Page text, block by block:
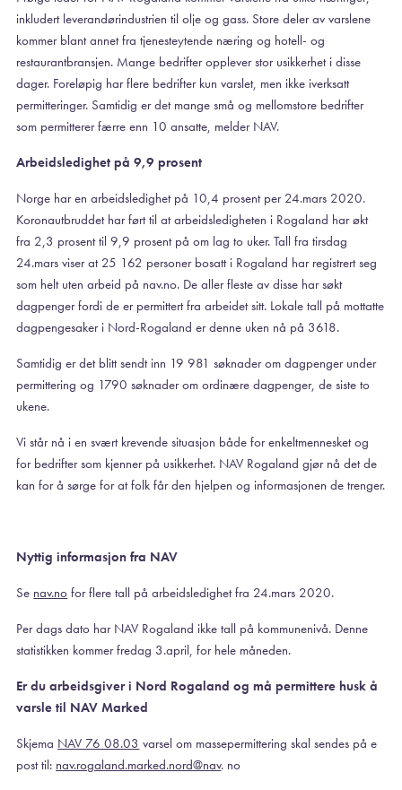
inkludert leverandørindustrien til olje og gass. Store deler av varslene
kommer blant annet fra tjenesteytende næring og hotell- og
restaurantbransjen. Mange bedrifter opplever stor usikkerhet i disse
dager. Foreløpig har flere bedrifter kun varslet, men ikke iverksatt
permitteringer. Samtidig er det mange små og mellomstore bedrifter
som permitterer færre enn 10 ansatte, melder NAV.
Arbeidsledighet på 9,9 prosent
Norge har en arbeidsledighet på 10,4 prosent per 24.mars 2020.
Koronautbruddet har ført til at arbeidsledigheten i Rogaland har økt
fra 2,3 prosent til 9,9 prosent på om lag to uker. Tall fra tirsdag
24.mars viser at 25 162 personer bosatt i Rogaland har registrert seg
som helt uten arbeid på nav.no. De aller fleste av disse har søkt
dagpenger fordi de er permittert fra arbeidet sitt. Lokale tall på mottatte
dagpengesaker i Nord-Rogaland er denne uken nå på 3618.
Samtidig er det blitt sendt inn 19 981 søknader om dagpenger under
permittering og 1790 søknader om ordinære dagpenger, de siste to
ukene.
Vi står nå i en svært krevende situasjon både for enkeltmennesket og
for bedrifter som kjenner på usikkerhet. NAV Rogaland gjør nå det de
kan for å sørge for at folk får den hjelpen og informasjonen de trenger.
Nyttig informasjon fra NAV
Se nav.no for flere tall på arbeidsledighet fra 24.mars 2020.
Per dags dato har NAV Rogaland ikke tall på kommunenivå. Denne
statistikken kommer fredag 3.april, for hele måneden.
Er du arbeidsgiver i Nord Rogaland og må permittere husk å
varsle til NAV Marked
Skjema NAV 76 08.03 varsel om massepermittering skal sendes på e
post til: nav.rogaland.marked.nord@nav. no